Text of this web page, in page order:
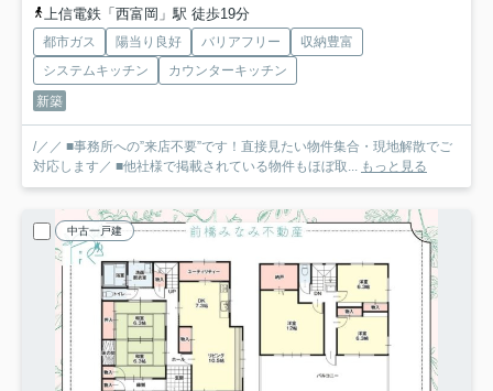
上信電鉄「西富岡」駅 徒歩19分
都市ガス 陽当り良好 バリアフリー
収納豊富
システムキッチン
カウンターキッチン
新築
/／／ ■事務所への”来店不要”です！直接見たい物件集合・現地解散でご
対応します／ ■他社様で掲載されている物件もほぼ取... もっと見る
中古一戸建